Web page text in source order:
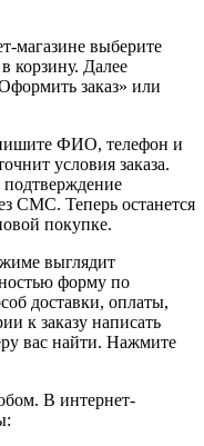
магазине выберите
корзину. Далее
заказ» или
ФИО, телефон и
условия заказа.
подтверждение
СМС. Теперь останется
покупке.
выглядит
форму по
доставки, оплаты,
к заказу написать
вас найти. Нажмите
В интернет-